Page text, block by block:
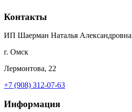
Контакты
ИП Шаерман Наталья Александровна
г. Омск
Лермонтова, 22
+7 (908) 312-07-63
Информация